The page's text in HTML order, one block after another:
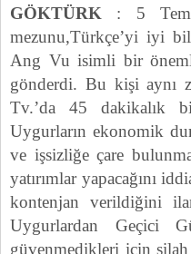
GÖKTÜRK : 5
mezunu,Türkçe’yi iyi
Ang Vu isimli bir
gönderdi. Bu kişi aynı
Tv.’da 45 dakikalık
Uygurların ekonomik
ve işsizliğe çare
yatırımlar yapacağını
kontenjan verildiğini
Uygurlardan Geçici
güvenmedikleri için